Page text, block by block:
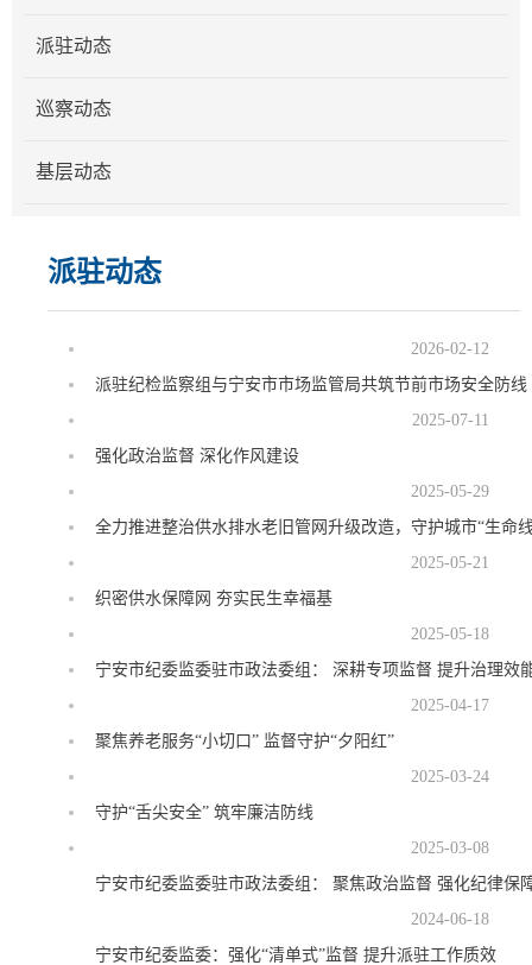
派驻动态
巡察动态
基层动态
派驻动态
2026-02-12
派驻纪检监察组与宁安市市场监管局共筑节前市场安全防线
2025-07-11
强化政治监督 深化作风建设
2025-05-29
全力推进整治供水排水老旧管网升级改造，守护城市“生命
2025-05-21
织密供水保障网 夯实民生幸福基
2025-05-18
宁安市纪委监委驻市政法委组： 深耕专项监督 提升治理效
2025-04-17
聚焦养老服务“小切口” 监督守护“夕阳红”
2025-03-24
守护“舌尖安全” 筑牢廉洁防线
2025-03-08
宁安市纪委监委驻市政法委组： 聚焦政治监督 强化纪律保
2024-06-18
宁安市纪委监委：强化“清单式”监督 提升派驻工作质效